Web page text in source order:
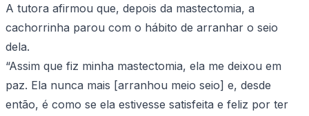
A tutora afirmou que, depois da mastectomia, a
cachorrinha parou com o hábito de arranhar o seio
dela.
“Assim que fiz minha mastectomia, ela me deixou em
paz. Ela nunca mais [arranhou meio seio] e, desde
então, é como se ela estivesse satisfeita e feliz por ter